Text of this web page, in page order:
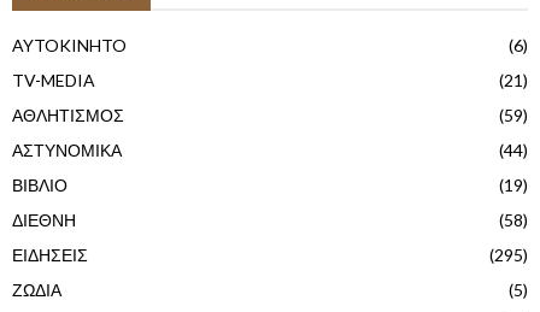
AYTOKINHTO
(6)
TV-MEDIA
(21)
ΑΘΛΗΤΙΣΜΟΣ
(59)
ΑΣΤΥΝΟΜΙΚΑ
(44)
ΒΙΒΛΙΟ
(19)
ΔΙΕΘΝΗ
(58)
ΕΙΔΗΣΕΙΣ
(295)
ΖΩΔΙΑ
(5)